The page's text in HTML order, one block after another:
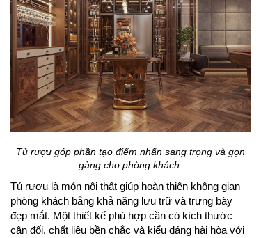
Tủ rượu góp phần tạo điểm nhấn sang trọng và gọn
gàng cho phòng khách.
Tủ rượu là món nội thất giúp hoàn thiện không gian
phòng khách bằng khả năng lưu trữ và trưng bày
đẹp mắt. Một thiết kế phù hợp cần có kích thước
cân đối, chất liệu bền chắc và kiểu dáng hài hòa với